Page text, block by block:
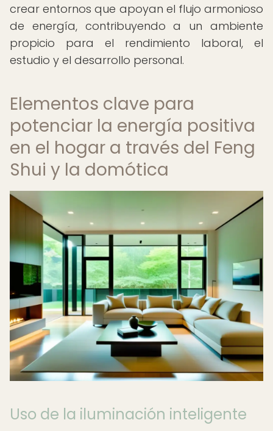
crear entornos que apoyan el flujo armonioso
de energía, contribuyendo a un ambiente
propicio para el rendimiento laboral, el
estudio y el desarrollo personal.
Elementos clave para
potenciar la energía positiva
en el hogar a través del Feng
Shui y la domótica
Uso de la iluminación inteligente